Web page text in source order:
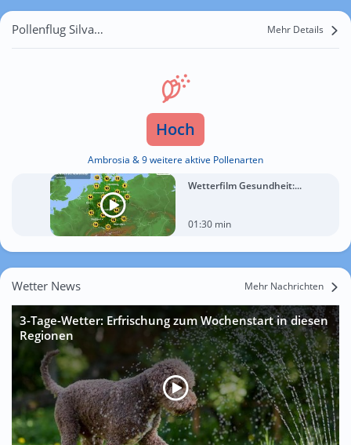
Pollenflug Silvaplana Mehr Details
Hoch
Ambrosia & 9 weitere aktive Pollenarten
Wetterfilm Gesundheit:...
01:30 min
Wetter News Mehr Nachrichten
3-Tage-Wetter: Erfrischung zum Wochenstart in diesen
Regionen